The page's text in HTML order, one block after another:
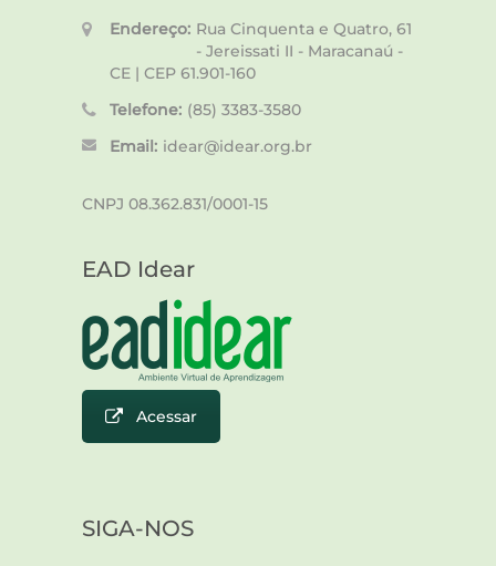
Endereço: Rua Cinquenta e Quatro, 61
- Jereissati II - Maracanaú -
CE | CEP 61.901-160
Telefone: (85) 3383-3580
Email: idear@idear.org.br
CNPJ 08.362.831/0001-15
EAD Idear
Acessar
SIGA-NOS